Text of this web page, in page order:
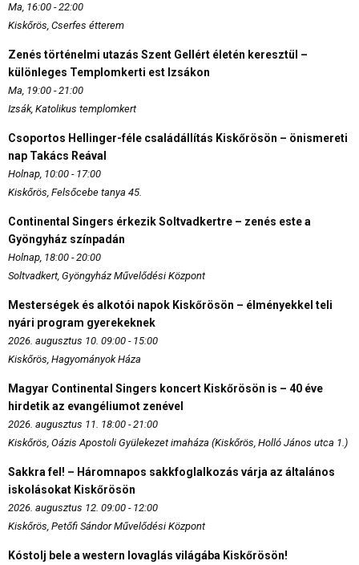
Ma, 16:00 - 22:00
Kiskőrös, Cserfes étterem
Zenés történelmi utazás Szent Gellért életén keresztül –
különleges Templomkerti est Izsákon
Ma, 19:00 - 21:00
Izsák, Katolikus templomkert
Csoportos Hellinger-féle családállítás Kiskőrösön – önismereti
nap Takács Reával
Holnap, 10:00 - 17:00
Kiskőrös, Felsőcebe tanya 45.
Continental Singers érkezik Soltvadkertre – zenés este a
Gyöngyház színpadán
Holnap, 18:00 - 20:00
Soltvadkert, Gyöngyház Művelődési Központ
Mesterségek és alkotói napok Kiskőrösön – élményekkel teli
nyári program gyerekeknek
2026. augusztus 10. 09:00 - 15:00
Kiskőrös, Hagyományok Háza
Magyar Continental Singers koncert Kiskőrösön is – 40 éve
hirdetik az evangéliumot zenével
2026. augusztus 11. 18:00 - 21:00
Kiskőrös, Oázis Apostoli Gyülekezet imaháza (Kiskőrös, Holló János utca 1.)
Sakkra fel! – Háromnapos sakkfoglalkozás várja az általános
iskolásokat Kiskőrösön
2026. augusztus 12. 09:00 - 12:00
Kiskőrös, Petőfi Sándor Művelődési Központ
Kóstolj bele a western lovaglás világába Kiskőrösön!